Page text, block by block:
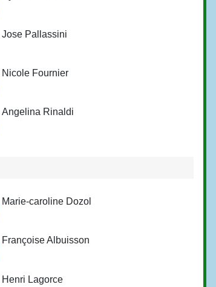
Jose Pallassini
Nicole Fournier
Angelina Rinaldi
Marie-caroline Dozol
Françoise Albuisson
Henri Lagorce